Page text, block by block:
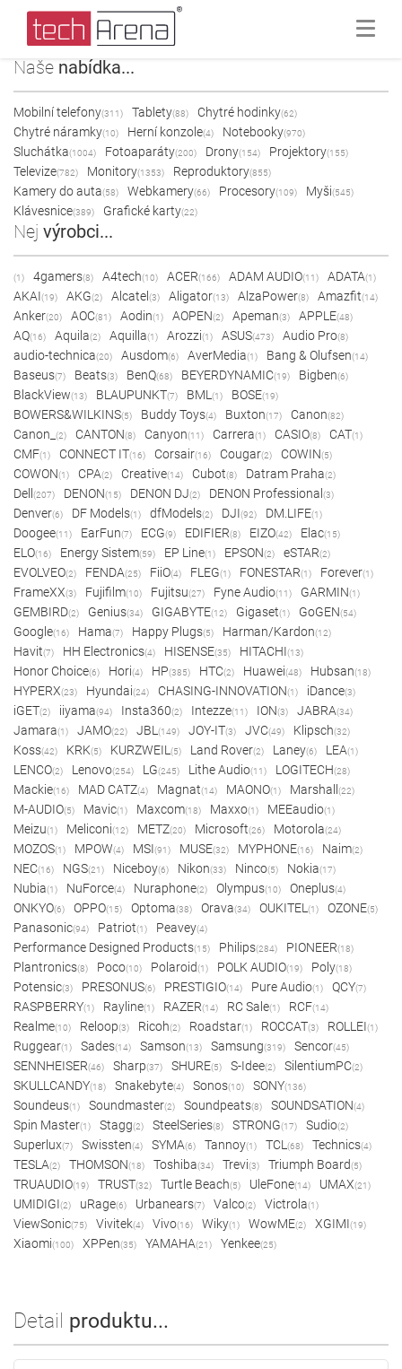
Naše nabídka...
Mobilní telefony(311) Tablety(88) Chytré hodinky(62)
Chytré náramky(10) Herní konzole(4) Notebooky(970)
Sluchátka(1004) Fotoaparáty(200) Drony(154) Projektory(155)
Televize(782) Monitory(1353) Reproduktory(855)
Kamery do auta(58) Webkamery(66) Procesory(109) Myši(545)
Klávesnice(389) Grafické karty(22)
Nej výrobci...
(1) 4gamers(8) A4tech(10) ACER(166) ADAM AUDIO(11) ADATA(1)
AKAI(19) AKG(2) Alcatel (3) Aligator(13) AlzaPower(8) Amazfit(14)
Anker(20) AOC(81) Aodin(1) AOPEN(2) Apeman(3) APPLE(48)
AQ(16) Aquila(2) Aquilla(1) Arozzi(1) ASUS(473) Audio Pro(8)
audio-technica(20) Ausdom(6) AverMedia(1) Bang & Olufsen(14)
Baseus(7) Beats(3) BenQ(68) BEYERDYNAMIC(19) Bigben(6)
BlackView(13) BLAUPUNKT(7) BML (1) BOSE(19)
BOWERS&WILKINS(5) Buddy Toys(4) Buxton(17) Canon(82)
Canon_ (2) CANTON(8) Canyon(11) Carrera(1) CASIO(8) CAT(1)
CMF(1) CONNECT IT(16) Corsair(16) Cougar(2) COWIN(5)
COWON(1) CPA(2) Creative(14) Cubot(8) Datram Praha(2)
Dell (207) DENON(15) DENON DJ(2) DENON Professional (3)
Denver(6) DF Models(1) dfModels(2) DJI(92) DM.LIFE(1)
Doogee(11) EarFun(7) ECG(9) EDIFIER(8) EIZO(42) Elac(15)
ELO(16) Energy Sistem(59) EP Line(1) EPSON(2) eSTAR(2)
EVOLVEO(2) FENDA(25) FiiO(4) FLEG(1) FONESTAR(1) Forever(1)
FrameXX(3) Fujifilm(10) Fujitsu(27) Fyne Audio(11) GARMIN(1)
GEMBIRD(2) Genius(34) GIGABYTE(12) Gigaset(1) GoGEN(54)
Google(16) Hama(7) Happy Plugs(5) Harman/Kardon(12)
Havit(7) HH Electronics(4) HISENSE(35) HITACHI(13)
Honor Choice(6) Hori(4) HP(385) HTC(2) Huawei(48) Hubsan(18)
HYPERX(23) Hyundai(24) CHASING-INNOVATION(1) iDance(3)
iGET(2) iiyama(94) Insta360(2) Intezze(11) ION(3) JABRA(34)
Jamara(1) JAMO(22) JBL (149) JOY-IT(3) JVC(49) Klipsch(32)
Koss(42) KRK(5) KURZWEIL (5) Land Rover(2) Laney(6) LEA(1)
LENCO(2) Lenovo(254) LG(245) Lithe Audio(11) LOGITECH(28)
Mackie(16) MAD CATZ(4) Magnat(14) MAONO(1) Marshall (22)
M-AUDIO(5) Mavic(1) Maxcom(18) Maxxo(1) MEEaudio(1)
Meizu(1) Meliconi(12) METZ(20) Microsoft(26) Motorola(24)
MOZOS(1) MPOW(4) MSI(91) MUSE(32) MYPHONE(16) Naim(2)
NEC(16) NGS(21) Niceboy(6) Nikon(33) Ninco(5) Nokia(17)
Nubia(1) NuForce(4) Nuraphone(2) Olympus(10) Oneplus(4)
ONKYO(6) OPPO(15) Optoma(38) Orava(34) OUKITEL (1) OZONE(5)
Panasonic(94) Patriot(1) Peavey(4)
Performance Designed Products(15) Philips(284) PIONEER(18)
Plantronics(8) Poco(10) Polaroid(1) POLK AUDIO(19) Poly(18)
Potensic(3) PRESONUS(6) PRESTIGIO(14) Pure Audio(1) QCY(7)
RASPBERRY(1) Rayline(1) RAZER(14) RC Sale(1) RCF(14)
Realme(10) Reloop(3) Ricoh(2) Roadstar(1) ROCCAT(3) ROLLEI(1)
Ruggear(1) Sades(14) Samson(13) Samsung(319) Sencor(45)
SENNHEISER(46) Sharp(37) SHURE(5) S-Idee(2) SilentiumPC(2)
SKULLCANDY(18) Snakebyte(4) Sonos(10) SONY(136)
Soundeus(1) Soundmaster(2) Soundpeats(8) SOUNDSATION(4)
Spin Master(1) Stagg(2) SteelSeries(8) STRONG(17) Sudio(2)
Superlux(7) Swissten(4) SYMA(6) Tannoy(1) TCL (68) Technics(4)
TESLA(2) THOMSON(18) Toshiba(34) Trevi(3) Triumph Board(5)
TRUAUDIO(19) TRUST(32) Turtle Beach(5) UleFone(14) UMAX(21)
UMIDIGI(2) uRage(6) Urbanears(7) Valco(2) Victrola(1)
ViewSonic(75) Vivitek(4) Vivo(16) Wiky(1) WowME(2) XGIMI(19)
Xiaomi(100) XPPen(35) YAMAHA(21) Yenkee(25)
Detail produktu...